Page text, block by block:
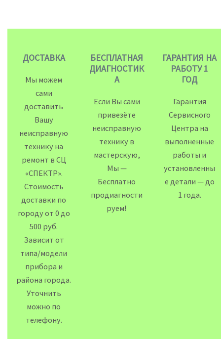
ДОСТАВКА
Мы можем
сами
доставить
Вашу
неисправную
технику на
ремонт в СЦ
«СПЕКТР».
Стоимость
доставки по
городу от 0 до
500 руб.
Зависит от
типа/модели
прибора и
района города.
Уточнить
можно по
телефону.
БЕСПЛАТНАЯ
ДИАГНОСТИК
А
Если Вы сами
привезёте
неисправную
технику в
мастерскую,
Мы —
Бесплатно
продиагности
руем!
ГАРАНТИЯ НА
РАБОТУ 1
ГОД
Гарантия
Сервисного
Центра на
выполненные
работы и
установленны
е детали — до
1 года.